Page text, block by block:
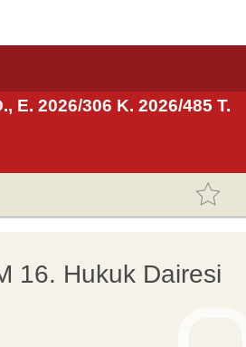
E. 2026/306 K. 2026/485 T.
16. Hukuk Dairesi